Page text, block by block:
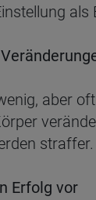
aber
Erfolg vor